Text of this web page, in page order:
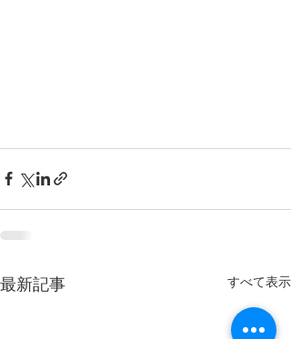
最新記事 すべて表示